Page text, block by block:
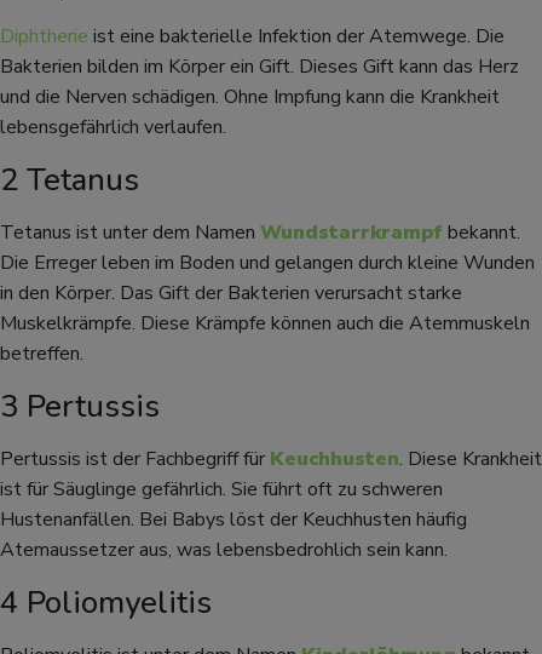
Diphtherie ist eine bakterielle Infektion der Atemwege. Die
Bakterien bilden im Körper ein Gift. Dieses Gift kann das Herz
und die Nerven schädigen. Ohne Impfung kann die Krankheit
lebensgefährlich verlaufen.
2 Tetanus
Tetanus ist unter dem Namen Wundstarrkrampf bekannt.
Die Erreger leben im Boden und gelangen durch kleine Wunden
in den Körper. Das Gift der Bakterien verursacht starke
Muskelkrämpfe. Diese Krämpfe können auch die Atemmuskeln
betreffen.
3 Pertussis
Pertussis ist der Fachbegriff für Keuchhusten. Diese Krankheit
ist für Säuglinge gefährlich. Sie führt oft zu schweren
Hustenanfällen. Bei Babys löst der Keuchhusten häufig
Atemaussetzer aus, was lebensbedrohlich sein kann.
4 Poliomyelitis